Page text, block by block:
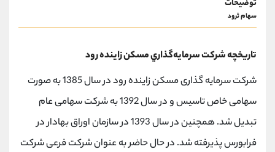
توضیحات
سهام ثرود
تاریخچه شرکت سرمايه‌گذاري مسكن زاينده رود
شرکت سرمایه گذاری مسکن زاینده رود در سال 1385 به صورت
سهامی خاص تاسیس و در سال 1392 به شرکت سهامی عام
تبدیل شد. همچنین در سال 1393 در سازمان اوراق بهادار در
فرابورس پذیرفته شد. در حال حاضر به عنوان شرکت فرعی شرکت